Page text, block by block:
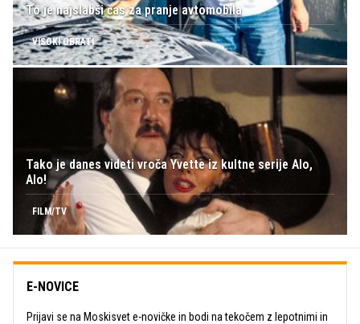
To je najslabši čas za pranje avtomobila
VISOKI OBRATI
Tako je danes videti vroča Yvette iz kultne serije Alo,
Alo!
FILM/TV
E-NOVICE
Prijavi se na Moskisvet e-novičke in bodi na tekočem z lepotnimi in